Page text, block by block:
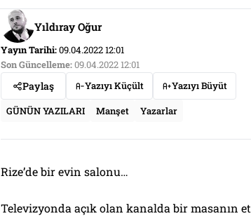
Yıldıray Oğur
Yayın Tarihi:09.04.2022 12:01
Son Güncelleme:09.04.2022 12:01
Paylaş Yazıyı Küçült
Yazıyı Büyüt
GÜNÜN YAZILARI
Manşet Yazarlar
Rize’de bir evin salonu…
Televizyonda açık olan kanalda bir masanın